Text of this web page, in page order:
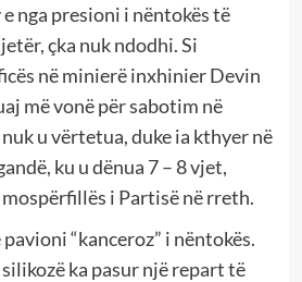
nga presioni i nëntokës të
çka nuk ndodhi. Si
në minierë inxhinier Devin
më vonë për sabotim në
u vërtetua, duke ia kthyer në
ku u dënua 7 – 8 vjet,
i Partisë në rreth.
“kanceroz” i nëntokës.
ka pasur një repart të